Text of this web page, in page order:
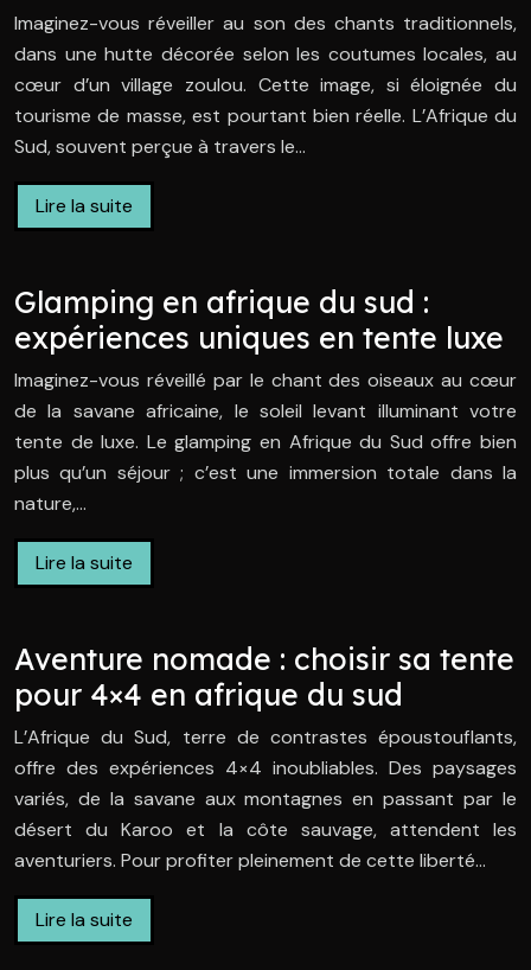
Imaginez-vous réveiller au son des chants traditionnels,
dans une hutte décorée selon les coutumes locales, au
cœur d’un village zoulou. Cette image, si éloignée du
tourisme de masse, est pourtant bien réelle. L’Afrique du
Sud, souvent perçue à travers le…
Lire la suite
Glamping en afrique du sud :
expériences uniques en tente luxe
Imaginez-vous réveillé par le chant des oiseaux au cœur
de la savane africaine, le soleil levant illuminant votre
tente de luxe. Le glamping en Afrique du Sud offre bien
plus qu’un séjour ; c’est une immersion totale dans la
nature,…
Lire la suite
Aventure nomade : choisir sa tente
pour 4×4 en afrique du sud
L’Afrique du Sud, terre de contrastes époustouflants,
offre des expériences 4×4 inoubliables. Des paysages
variés, de la savane aux montagnes en passant par le
désert du Karoo et la côte sauvage, attendent les
aventuriers. Pour profiter pleinement de cette liberté…
Lire la suite